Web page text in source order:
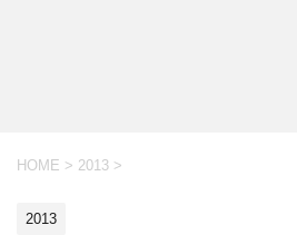
HOME > 2013 >
2013